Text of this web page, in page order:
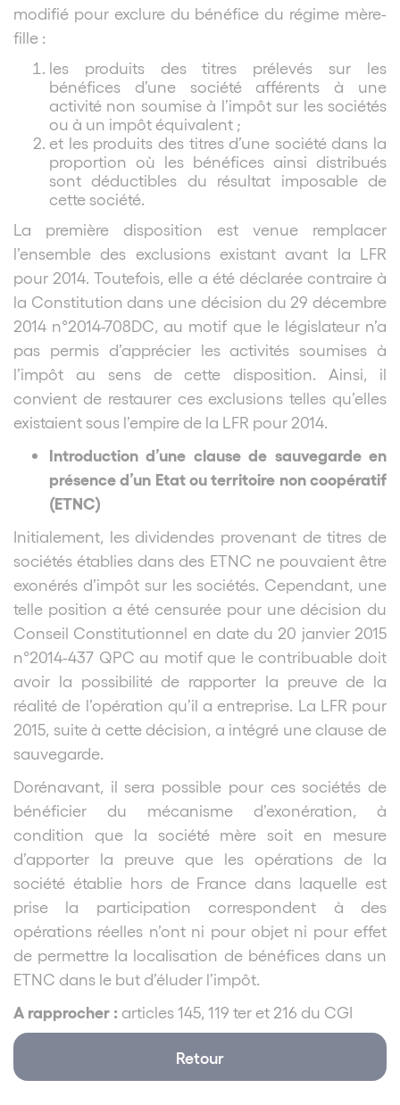
modifié pour exclure du bénéfice du régime mère-
fille :
les produits des titres prélevés sur les
bénéfices d’une société afférents à une
activité non soumise à l’impôt sur les sociétés
ou à un impôt équivalent ;
et les produits des titres d’une société dans la
proportion où les bénéfices ainsi distribués
sont déductibles du résultat imposable de
cette société.
La première disposition est venue remplacer
l’ensemble des exclusions existant avant la LFR
pour 2014. Toutefois, elle a été déclarée contraire à
la Constitution dans une décision du 29 décembre
2014 n°2014-708DC, au motif que le législateur n’a
pas permis d’apprécier les activités soumises à
l’impôt au sens de cette disposition. Ainsi, il
convient de restaurer ces exclusions telles qu’elles
existaient sous l’empire de la LFR pour 2014.
Introduction d’une clause de sauvegarde en
présence d’un Etat ou territoire non coopératif
(ETNC)
Initialement, les dividendes provenant de titres de
sociétés établies dans des ETNC ne pouvaient être
exonérés d’impôt sur les sociétés. Cependant, une
telle position a été censurée pour une décision du
Conseil Constitutionnel en date du 20 janvier 2015
n°2014-437 QPC au motif que le contribuable doit
avoir la possibilité de rapporter la preuve de la
réalité de l’opération qu’il a entreprise. La LFR pour
2015, suite à cette décision, a intégré une clause de
sauvegarde.
Dorénavant, il sera possible pour ces sociétés de
bénéficier du mécanisme d’exonération, à
condition que la société mère soit en mesure
d’apporter la preuve que les opérations de la
société établie hors de France dans laquelle est
prise la participation correspondent à des
opérations réelles n’ont ni pour objet ni pour effet
de permettre la localisation de bénéfices dans un
ETNC dans le but d’éluder l’impôt.
A rapprocher : articles 145, 119 ter et 216 du CGI
Retour